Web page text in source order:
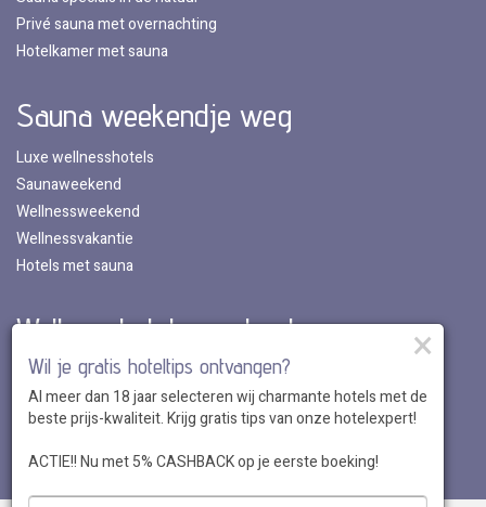
Privé sauna met overnachting
Hotelkamer met sauna
Sauna weekendje weg
Luxe wellnesshotels
Saunaweekend
Wellnessweekend
Wellnessvakantie
Hotels met sauna
Wellnesshotels per land
Wellnesshotels in Nederland
Wellnesshotels in Belgie
Wellnesshotels in Luxemburg
Wellnesshotels in Duitsland
×
Wil je gratis hoteltips ontvangen?
Al meer dan 18 jaar selecteren wij charmante hotels met de
beste prijs-kwaliteit. Krijg gratis tips van onze hotelexpert!
ACTIE!! Nu met 5% CASHBACK op je eerste boeking!